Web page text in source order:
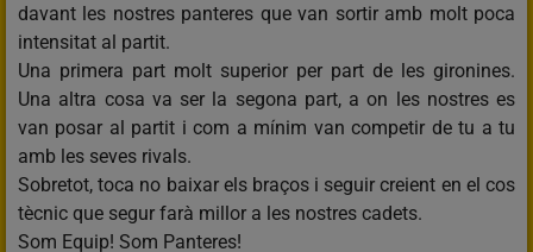
davant les nostres panteres que van sortir amb molt poca
intensitat al partit.
Una primera part molt superior per part de les gironines.
Una altra cosa va ser la segona part, a on les nostres es
van posar al partit i com a mínim van competir de tu a tu
amb les seves rivals.
Sobretot, toca no baixar els braços i seguir creient en el cos
tècnic que segur farà millor a les nostres cadets.
Som Equip! Som Panteres!